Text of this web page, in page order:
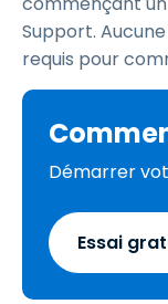
Support.
requis pour
Démarrer
Essai